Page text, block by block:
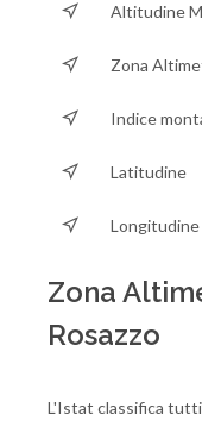
Altitudine
Zona
Indice
Latitudine
Longitudine
Zona
Rosazzo
L'Istat classifica